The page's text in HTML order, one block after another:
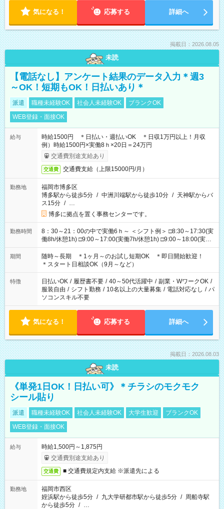
気になる！ 応募する 詳細へ
掲載日：2026.08.05
未読
【電話なし】アンケート結果のデータ入力＊週3
～OK！短期もOK！日払いあり＊
派遣 職種未経験OK 社会人未経験OK
ブランクOK
WEB登録・面接OK
給与
時給1500円 ＊日払い・週払いOK ＊日収1万円以上！月収
例）時給1500円×実働8ｈ×20日＝24万円
交通費別途支給あり
交通費 交通費支給（上限15000円/月）
勤務地
福岡市博多区
博多駅から徒歩5分 / 中洲川端駅から徒歩10分 / 天神駅からバ
ス15分 / …
博多に拠点を置く事務センターです。
勤務時間
8：30～21：00の中で実働6ｈ～ ＜シフト例＞ □8:30～17:30(実
働8h/休憩1h) □9:00～17:00(実働7h/休憩1h) □9:00～18:00(実働
8h/休憩1h) □10:00～18:00(実働7h/休憩1h) □10:00～19:00(実働
8h/休憩1h) □11:00～20:00(実働8h/休憩1h) □14:00～21:00(実働
6h/休憩1h) ＊時間固定OK
期間
随時～長期 ＊1ヶ月～のお試し短期OK ＊即日開始歓迎！
＊スタート日相談OK（9月～など）
特徴 日払いOK / 履歴書不要 / 40～50代活躍中 / 副業・WワークOK /
服装自由 / シフト勤務 / 10名以上の大量募集 / 電話対応なし / パ
ソコンスキル不要
気になる！ 応募する 詳細へ
掲載日：2026.08.03
未読
《単発1日OK！日払い可》＊チラシのモクモク
シール貼り
派遣 職種未経験OK 社会人未経験OK 大学生歓迎
ブランクOK
WEB登録・面接OK
給与
時給1,500円～1,875円
交通費別途支給あり
交通費 ■ 交通費規定内支給 ※派遣先による
勤務地
福岡市西区
姪浜駅から徒歩5分 / 九大学研都市駅から徒歩5分 / 周船寺駅
から徒歩5分 / …